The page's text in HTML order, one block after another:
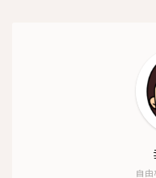
自由